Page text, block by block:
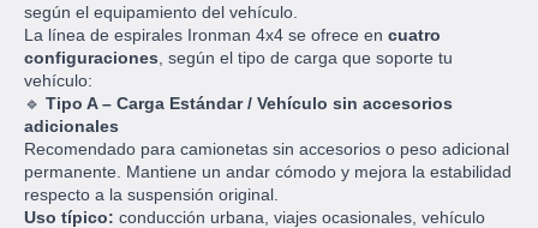
según el equipamiento del vehículo.
La línea de espirales Ironman 4x4 se ofrece en cuatro
configuraciones , según el tipo de carga que soporte tu
vehículo:
🔹 Tipo A – Carga Estándar / Vehículo sin accesorios
adicionales
Recomendado para camionetas sin accesorios o peso adicional
permanente. Mantiene un andar cómodo y mejora la estabilidad
respecto a la suspensión original.
Uso típico: conducción urbana, viajes ocasionales, vehículo